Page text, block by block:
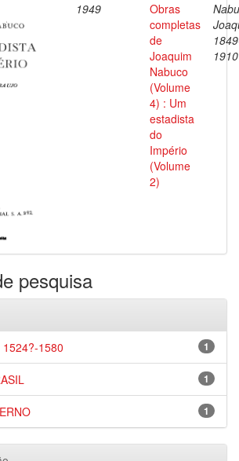
1949
Obras
completas
de
Joaquim
Nabuco
(Volume
4) : Um
estadista
do
Império
(Volume
2)
1910
pesquisa
1
1580
1
1